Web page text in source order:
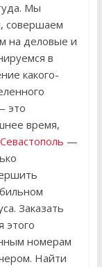
Мы
совершаем
на деловые и
в
какого-
это
время,
—
Заказать
этого
номерам
Найти